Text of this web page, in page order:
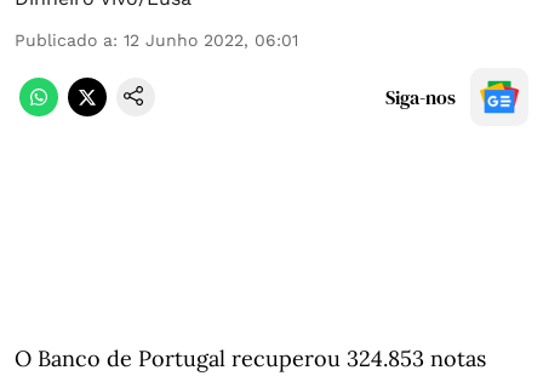
Publicado a: 12 Junho 2022, 06:01
Siga-nos
O Banco de Portugal recuperou 324.853 notas